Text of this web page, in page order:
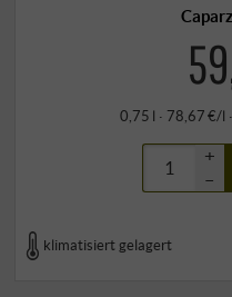
0,75 l · 78,67 €/l ·
+
–
klimatisiert gelagert